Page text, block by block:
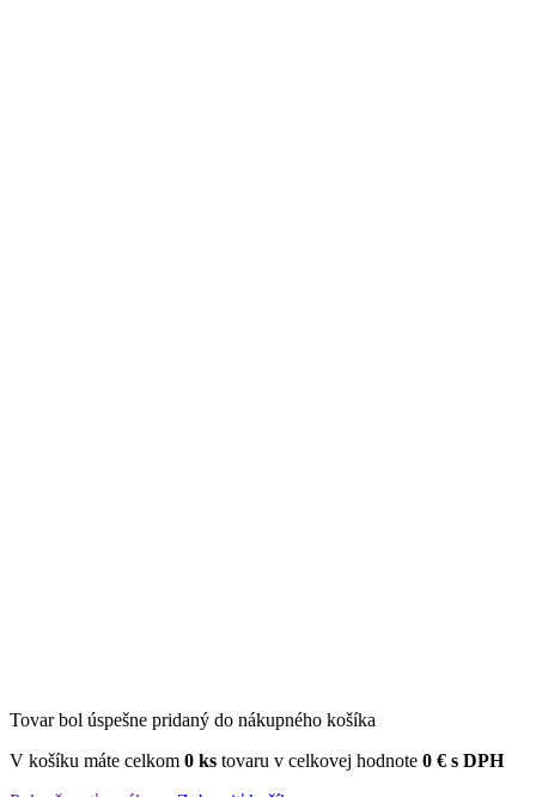
Tovar bol úspešne pridaný do nákupného košíka
V košíku máte celkom 0 ks tovaru v celkovej hodnote 0 € s DPH